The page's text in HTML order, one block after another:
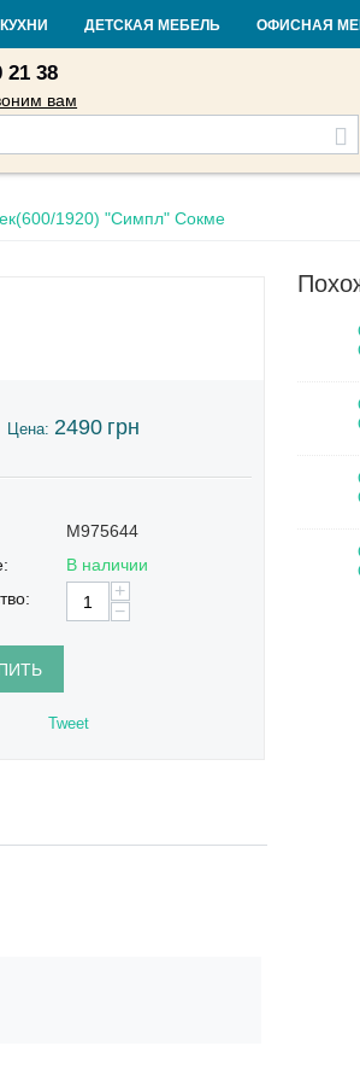
Кредит Статьи и новости Фабрики
21 38
вам
КУХНИ ДЕТСКАЯ МЕБЕЛЬ ОФИСНАЯ
1920) "Симпл" Сокме
Цена: 2490 грн
M975644
В наличии
+
−
Tweet